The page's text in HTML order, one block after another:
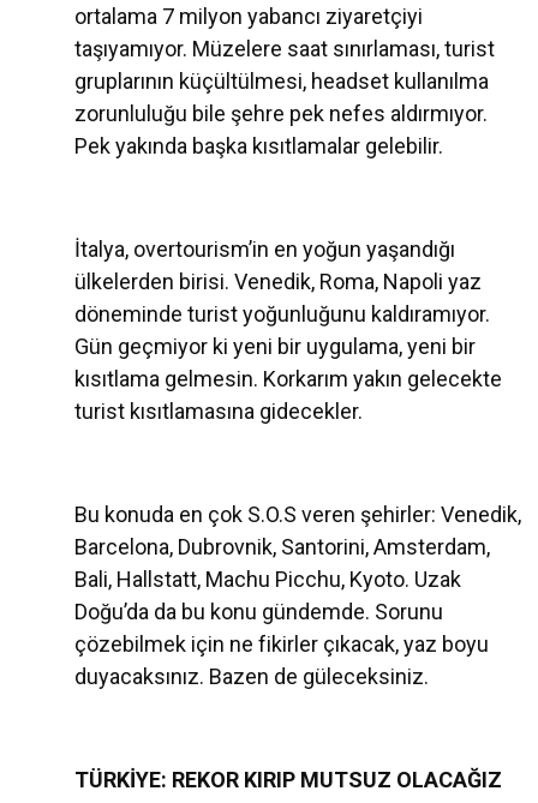
ortalama 7 milyon yabancı ziyaretçiyi
taşıyamıyor. Müzelere saat sınırlaması, turist
gruplarının küçültülmesi, headset kullanılma
zorunluluğu bile şehre pek nefes aldırmıyor.
Pek yakında başka kısıtlamalar gelebilir.
İtalya, overtourism’in en yoğun yaşandığı
ülkelerden birisi. Venedik, Roma, Napoli yaz
döneminde turist yoğunluğunu kaldıramıyor.
Gün geçmiyor ki yeni bir uygulama, yeni bir
kısıtlama gelmesin. Korkarım yakın gelecekte
turist kısıtlamasına gidecekler.
Bu konuda en çok S.O.S veren şehirler: Venedik,
Barcelona, Dubrovnik, Santorini, Amsterdam,
Bali, Hallstatt, Machu Picchu, Kyoto. Uzak
Doğu’da da bu konu gündemde. Sorunu
çözebilmek için ne fikirler çıkacak, yaz boyu
duyacaksınız. Bazen de güleceksiniz.
TÜRKİYE: REKOR KIRIP MUTSUZ OLACAĞIZ